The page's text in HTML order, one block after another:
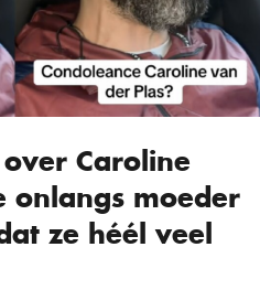
Caroline
onlangs moeder
ze héél veel